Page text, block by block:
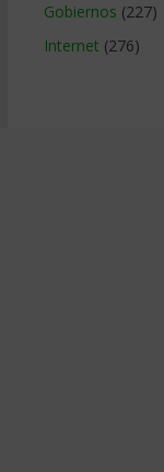
Gobiernos (227)
Internet (276)